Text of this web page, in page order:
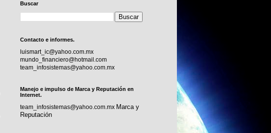
Buscar
Contacto e informes.
luismart_ic@yahoo.com.mx
mundo_financiero@hotmail.com
team_infosistemas@yahoo.com.mx
Manejo e impulso de Marca y Reputación en
Internet.
team_infosistemas@yahoo.com.mx Marca y
Reputación